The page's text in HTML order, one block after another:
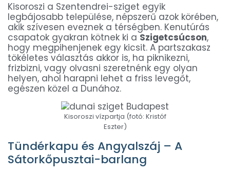
Kisoroszi a Szentendrei-sziget egyik
legbájosabb települése, népszerű azok körében,
akik szívesen eveznek a térségben. Kenutúrás
csapatok gyakran kötnek ki a Szigetcsúcson,
hogy megpihenjenek egy kicsit. A partszakasz
tökéletes választás akkor is, ha piknikezni,
frizbizni, vagy olvasni szeretnénk egy olyan
helyen, ahol harapni lehet a friss levegőt,
egészen közel a Dunához.
Kisoroszi vízpartja (fotó: Kristóf
Eszter)
Tündérkapu és Angyalszáj – A
Sátorkőpusztai-barlang